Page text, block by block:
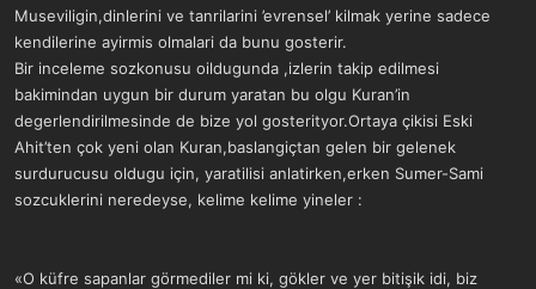
Museviligin,dinlerini ve tanrilarini ’evrensel’ kilmak yerine sadece
kendilerine ayirmis olmalari da bunu gosterir.
Bir inceleme sozkonusu oildugunda ,izlerin takip edilmesi
bakimindan uygun bir durum yaratan bu olgu Kuran’in
degerlendirilmesinde de bize yol gosterityor.Ortaya çikisi Eski
Ahit’ten çok yeni olan Kuran,baslangiçtan gelen bir gelenek
surdurucusu oldugu için, yaratilisi anlatirken,erken Sumer-Sami
sozcuklerini neredeyse, kelime kelime yineler :
«O küfre sapanlar görmediler mi ki, gökler ve yer bitişik idi, biz